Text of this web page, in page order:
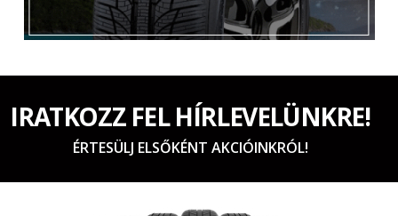
IRATKOZZ FEL HÍRLEVELÜNKRE!
ÉRTESÜLJ ELSŐKÉNT AKCIÓINKRÓL!